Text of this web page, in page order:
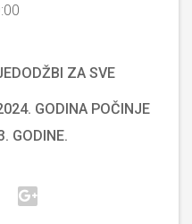
ZA SVE
GODINA POČINJE
GODINE.